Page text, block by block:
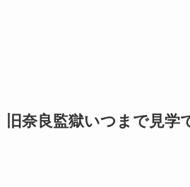
旧奈良監獄いつまで見学